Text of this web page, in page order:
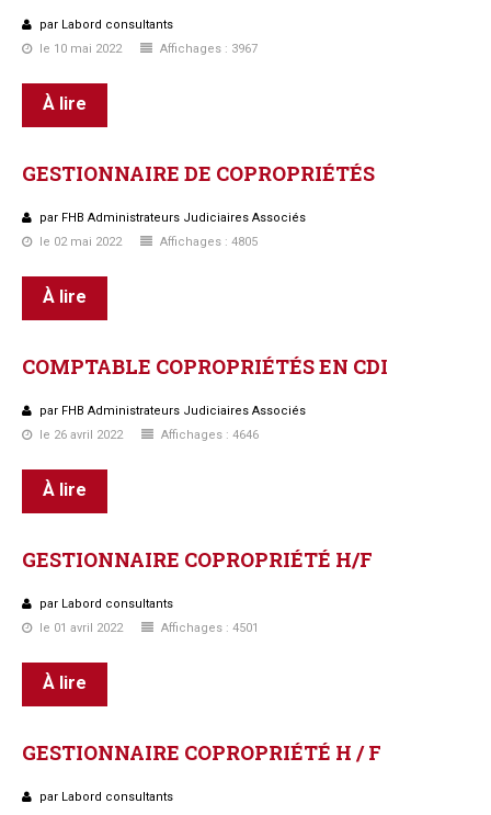
par Labord consultants
le 10 mai 2022
Affichages : 3967
À lire
GESTIONNAIRE DE COPROPRIÉTÉS
par FHB Administrateurs Judiciaires Associés
le 02 mai 2022
Affichages : 4805
À lire
COMPTABLE COPROPRIÉTÉSEN CDI
par FHB Administrateurs Judiciaires Associés
le 26 avril 2022
Affichages : 4646
À lire
GESTIONNAIRE COPROPRIÉTÉ H/F
par Labord consultants
le 01 avril 2022
Affichages : 4501
À lire
GESTIONNAIRE COPROPRIÉTÉ H / F
par Labord consultants